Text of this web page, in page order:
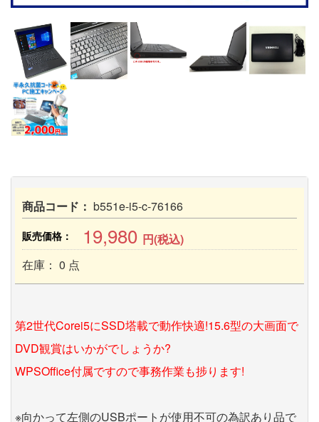
商品コード： b551e-i5-c-76166
販売価格： 19,980 円(税込)
在庫： 0 点
第2世代Corei5にSSD塔載で動作快適!15.6型の大画面で
DVD観賞はいかがでしょうか?
WPSOffice付属ですので事務作業も捗ります!
※向かって左側のUSBポートが使用不可の為訳あり品で